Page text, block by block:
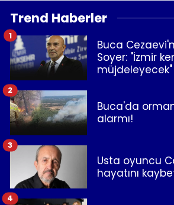
Trend Haberler
Buca
Soyer: "İzmir
müjdeleyecek"
1
Buca'da
alarmı!
2
Usta oyuncu
hayatını
3
4